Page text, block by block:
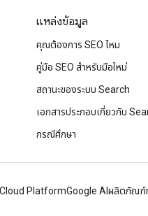
แหล่งข้อมูล
คุณต้องการ SEO ไหม
คู่มือ SEO สำหรับมือใหม่
สถานะของระบบ Search
เอกสารประกอบเกี่ยวกับ
กรณีศึกษา
Cloud PlatformGoogle AI ผลิตภัณฑ์